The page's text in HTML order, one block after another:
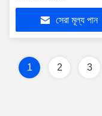
সেরা মূল্য পান
1 2 3